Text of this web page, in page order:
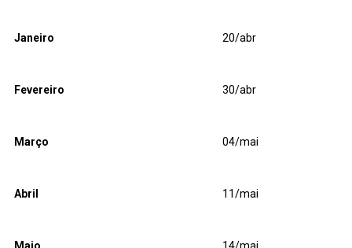
Janeiro 20/abr
Fevereiro 30/abr
Março 04/mai
Abril 11/mai